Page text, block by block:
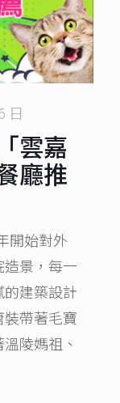
日
雲嘉
廳推
始對外
景，每一
建築設計
帶著毛寶
陵媽祖、